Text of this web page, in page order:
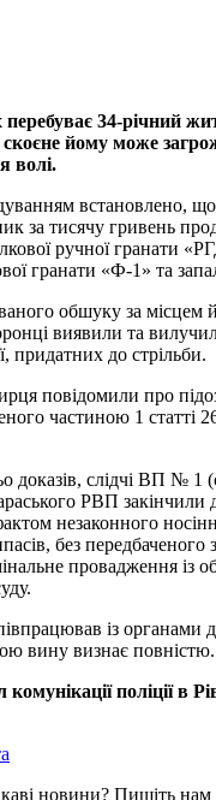
перебуває 34-річний
йому може
волі.
встановлено,
за тисячу гривень
ручної гранати
гранати «Ф-1» та
обшуку за місцем
виявили та
придатних до стрільби.
повідомили про
частиною 1 статті
доказів, слідчі ВП № 1
РВП закінчили
незаконного
без передбаченого
провадження із
із органами
вину визнає повністю.
поліції в
новини? Пишіть